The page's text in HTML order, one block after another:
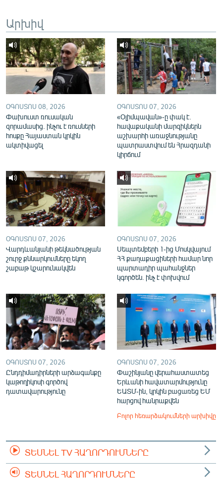
Հայերեն
English
Русский
ՀԵՏԵՎԵՔ ՄԵԶ
«Ազատության» բոլոր կայքերը
Արխիվ
ՕԳՈՍՏՈՍ 08, 2026
Փախուստ ռուսական
զորամասից. ինչու է ռուսների
հոսքը Հայաստան կրկին
ակտիվացել
ՕԳՈՍՏՈՍ 07, 2026
«Օլիմպավան»-ը փակ է.
հավաքականի մարզիկներն
աշխարհի առաջնությանը
պատրաստվում են Հրազդանի
կիրճում
ՕԳՈՍՏՈՍ 07, 2026
Վարդևանյանի թեկնածության
շուրջ քննարկումները եկող
շաբաթ կշարունակվեն
ՕԳՈՍՏՈՍ 07, 2026
Սեպտեմբերի 1-ից Մոսկվայում
ՀՀ քաղաքացիների համար նոր
պարտադիր պահանջներ
կգործեն. ինչ է փոխվում
ՕԳՈՍՏՈՍ 07, 2026
Ընդդիմադիրների արձագանքը
կաթողիկոսի գործով
դատավարությունը
ՕԳՈՍՏՈՍ 07, 2026
Փաշինյանը վերահաստատեց
Երևանի հավատարմությունը
ԵԱՏՄ-ին, կրկին բացառեց ԵՄ
հարցով հանրաքվեն
Բոլոր հեռարձակումների արխիվը
ՏԵՍՆԵԼ TV ՀԱՂՈՐԴՈՒՄՆԵՐԸ
ՏԵՍՆԵԼ ՀԱՂՈՐԴՈՒՄՆԵՐԸ